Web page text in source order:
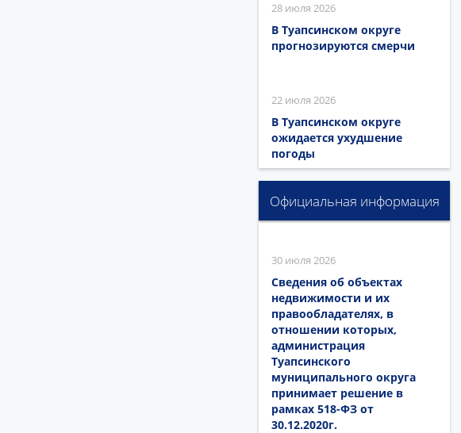
28 июля 2026
В Туапсинском округе
прогнозируются смерчи
22 июля 2026
В Туапсинском округе
ожидается ухудшение
погоды
Официальная информация
30 июля 2026
Сведения об объектах
недвижимости и их
правообладателях, в
отношении которых,
администрация
Туапсинского
муниципального округа
принимает решение в
рамках 518-ФЗ от
30.12.2020г.